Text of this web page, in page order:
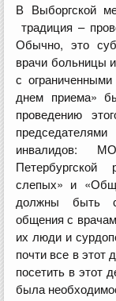
В Выборгской
традиция –
Обычно, это
врачи больницы
с
днем приема»
проведению
инвалидов:
Петербургской
слепых» и
должны быть
общения с
их люди и
почти все в этот
посетить в этот
была